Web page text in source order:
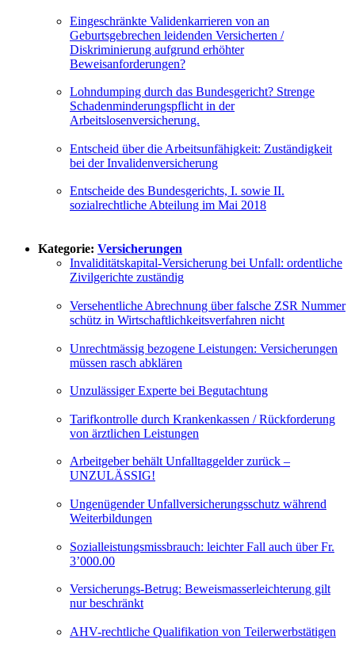
Eingeschränkte Validenkarrieren von an
Geburtsgebrechen leidenden Versicherten /
Diskriminierung aufgrund erhöhter
Beweisanforderungen?
Lohndumping durch das Bundesgericht? Strenge
Schadenminderungspflicht in der
Arbeitslosenversicherung.
Entscheid über die Arbeitsunfähigkeit: Zuständigkeit
bei der Invalidenversicherung
Entscheide des Bundesgerichts, I. sowie II.
sozialrechtliche Abteilung im Mai 2018
Kategorie: Versicherungen
Invaliditätskapital-Versicherung bei Unfall: ordentliche
Zivilgerichte zuständig
Versehentliche Abrechnung über falsche ZSR Nummer
schütz in Wirtschaftlichkeitsverfahren nicht
Unrechtmässig bezogene Leistungen: Versicherungen
müssen rasch abklären
Unzulässiger Experte bei Begutachtung
Tarifkontrolle durch Krankenkassen / Rückforderung
von ärztlichen Leistungen
Arbeitgeber behält Unfalltaggelder zurück –
UNZULÄSSIG!
Ungenügender Unfallversicherungsschutz während
Weiterbildungen
Sozialleistungsmissbrauch: leichter Fall auch über Fr.
3’000.00
Versicherungs-Betrug: Beweismasserleichterung gilt
nur beschränkt
AHV-rechtliche Qualifikation von Teilerwerbstätigen